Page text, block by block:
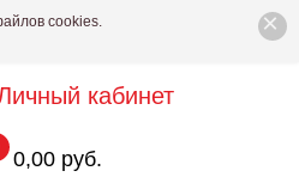
×
cookies.
кабинет
0,00 руб.